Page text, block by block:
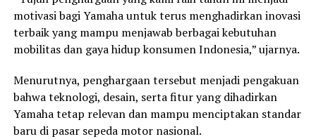
motivasi bagi Yamaha untuk terus menghadirkan inovasi
terbaik yang mampu menjawab berbagai kebutuhan
mobilitas dan gaya hidup konsumen Indonesia,” ujarnya.
Menurutnya, penghargaan tersebut menjadi pengakuan
bahwa teknologi, desain, serta fitur yang dihadirkan
Yamaha tetap relevan dan mampu menciptakan standar
baru di pasar sepeda motor nasional.